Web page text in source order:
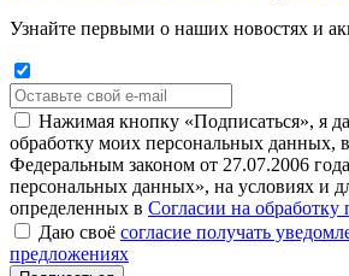
Узнайте первыми о наших новостях и
Нажимая кнопку «Подписаться», я
обработку моих персональных данных,
Федеральным законом от 27.07.2006
персональных данных», на условиях и
определенных в Согласии на
Даю своё согласие получать
предложениях